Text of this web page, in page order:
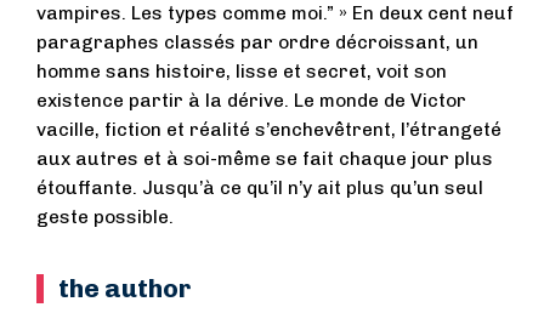
vampires. Les types comme moi.” » En deux cent neuf
paragraphes classés par ordre décroissant, un
homme sans histoire, lisse et secret, voit son
existence partir à la dérive. Le monde de Victor
vacille, fiction et réalité s’enchevêtrent, l’étrangeté
aux autres et à soi-même se fait chaque jour plus
étouffante. Jusqu’à ce qu’il n’y ait plus qu’un seul
geste possible.
the author